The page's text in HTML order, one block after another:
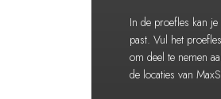
In de proefles kan
past. Vul het
om deel te nemen
de locaties van